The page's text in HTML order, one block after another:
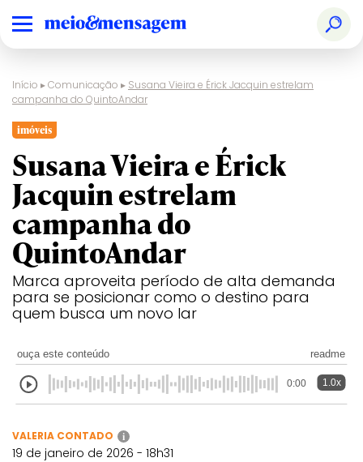
Início ▸Comunicação ▸ Susana Vieira e Érick Jacquin estrelam
campanha do QuintoAndar
imóveis
Susana Vieira e Érick
Jacquin estrelam
campanha do
QuintoAndar
Marca aproveita período de alta demanda
para se posicionar como o destino para
quem busca um novo lar
ouça este conteúdo readme
0:00 1.0x
VALERIA CONTADO i
19 de janeiro de 2026 - 18h31